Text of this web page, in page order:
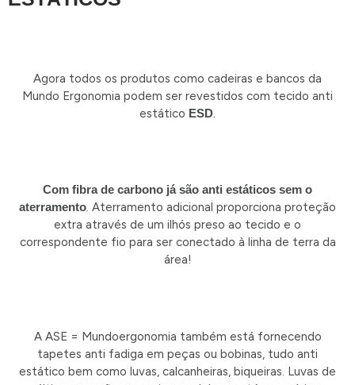
Agora todos os produtos como cadeiras e bancos da
Mundo Ergonomia podem ser revestidos com tecido anti
estático ESD.
Com fibra de carbono já são anti estáticos sem o
aterramento. Aterramento adicional proporciona proteção
extra através de um ilhós preso ao tecido e o
correspondente fio para ser conectado à linha de terra da
área!
A ASE = Mundoergonomia também está fornecendo
tapetes anti fadiga em peças ou bobinas, tudo anti
estático bem como luvas, calcanheiras, biqueiras. Luvas de